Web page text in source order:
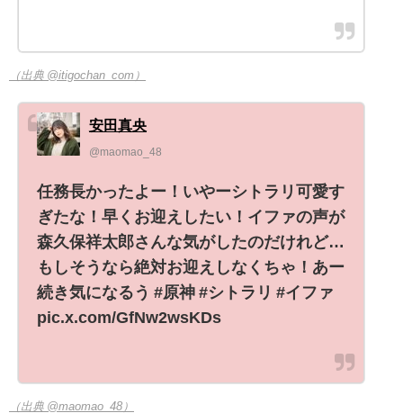
（出典 @itigochan_com）
安田真央
@maomao_48
任務長かったよー！いやーシトラリ可愛す
ぎたな！早くお迎えしたい！イファの声が
森久保祥太郎さんな気がしたのだけれど…
もしそうなら絶対お迎えしなくちゃ！あー
続き気になるう #原神 #シトラリ #イファ
pic.x.com/GfNw2wsKDs
（出典 @maomao_48）